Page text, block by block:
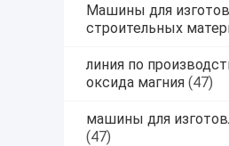
Машины для
строительных
линия по
оксида магния (47)
машины для
(47)